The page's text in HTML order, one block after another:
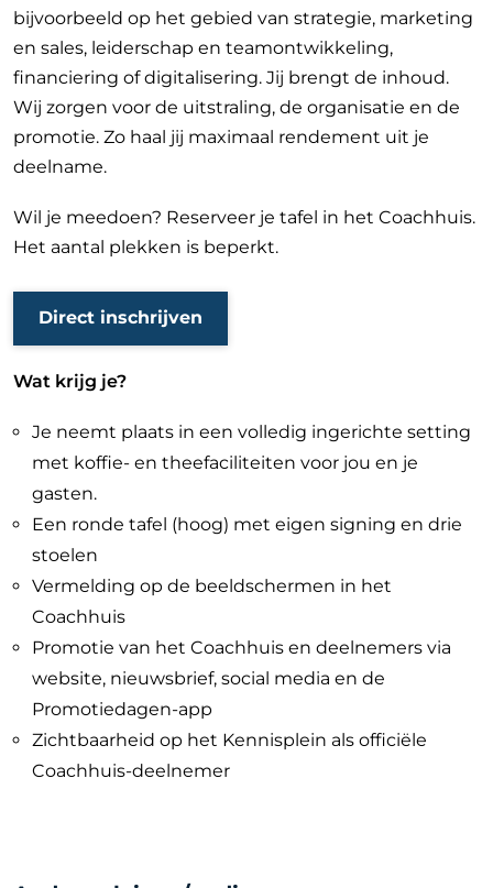
bijvoorbeeld op het gebied van strategie, marketing
en sales, leiderschap en teamontwikkeling,
financiering of digitalisering. Jij brengt de inhoud.
Wij zorgen voor de uitstraling, de organisatie en de
promotie. Zo haal jij maximaal rendement uit je
deelname.
Wil je meedoen? Reserveer je tafel in het Coachhuis.
Het aantal plekken is beperkt.
Direct inschrijven
Wat krijg je?
Je neemt plaats in een volledig ingerichte setting
met koffie- en theefaciliteiten voor jou en je
gasten.
Een ronde tafel (hoog) met eigen signing en drie
stoelen
Vermelding op de beeldschermen in het
Coachhuis
Promotie van het Coachhuis en deelnemers via
website, nieuwsbrief, social media en de
Promotiedagen-app
Zichtbaarheid op het Kennisplein als officiële
Coachhuis-deelnemer